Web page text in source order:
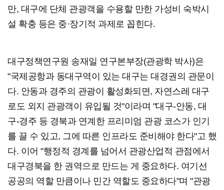
만, 대구에 단체 관광객을 수용할 만한 가성비 숙박시
설 확충 등은 중·장기적 과제로 꼽힌다.
대구정책연구원 송재일 연구본부장(관광학 박사)은
"국제공항과 동대구역이 있는 대구는 대경권의 관문이
다. 안동과 경주의 관광이 활성화되면, 자연스레 대구
로도 외지 관광객이 유입될 것"이라며 "대구-안동, 대
구-경주 등 경북과 연계한 프리미엄 관광 코스가 인기
를 끌 수 있고, 그에 따른 인프라도 준비해야 한다"고 했
다. 이어 "행정적 경계를 넘어서 관광산업적 관점에서
대구경북을 한 권역으로 만드는 게 중요하다. 여기선
공공의 역할 만큼이나 민간 역할도 중요하다"며 "관광